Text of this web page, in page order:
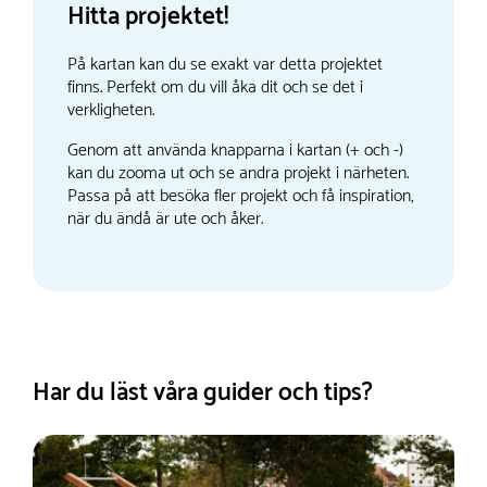
Hitta projektet!
På kartan kan du se exakt var detta projektet
finns. Perfekt om du vill åka dit och se det i
verkligheten.
Genom att använda knapparna i kartan (+ och -)
kan du zooma ut och se andra projekt i närheten.
Passa på att besöka fler projekt och få inspiration,
när du ändå är ute och åker.
Har du läst våra guider och tips?